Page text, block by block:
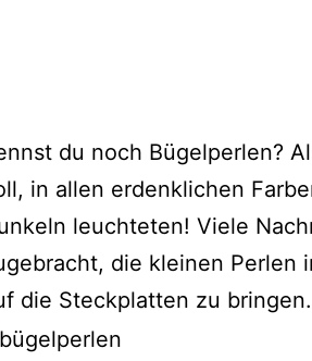
du noch Bügelperlen?
in allen erdenklichen
leuchteten! Viele
die kleinen Perlen
die Steckplatten zu bringen.